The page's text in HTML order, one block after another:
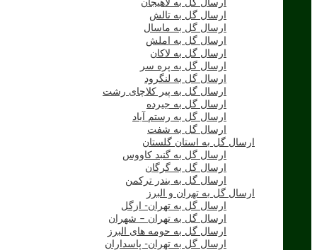
ارسال گل به لاهیجان
ارسال گل به تالش
ارسال گل به ماسال
ارسال گل به املش
ارسال گل به لاکان
ارسال گل به پره سر
ارسال گل به لنگرود
ارسال گل به پیر کلاچای رشت
ارسال گل به جیرده
ارسال گل به رستم آباد
ارسال گل به شفت
ارسال گل به استان گلستان
ارسال گل به گنبد کاووس
ارسال گل به گرگان
ارسال گل به بندر ترکمن
ارسال گل به تهران و البرز
ارسال گل به تهران- ازگل
ارسال گل به تهران – شهران
ارسال گل به حومه های البرز
ارسال گل به تهران- پاسداران